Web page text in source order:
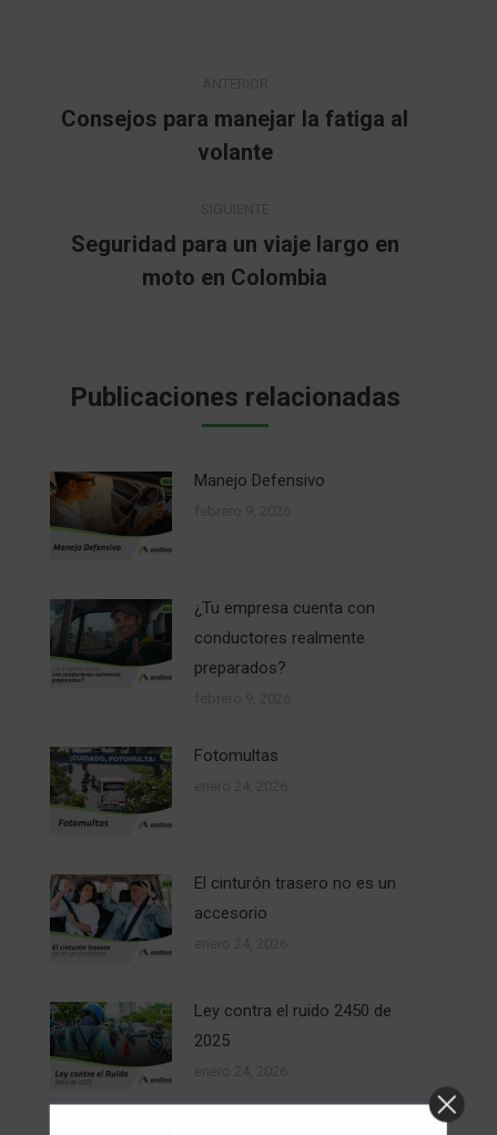
entre
publicaciones
Publicación
anterior:
Consejos para manejar la fatiga al
volante
Publicación
siguiente:
Seguridad para un viaje largo en
moto en Colombia
Publicaciones relacionadas
Manejo Defensivo
¿Tu empresa cuenta con
conductores realmente
preparados?
Fotomultas
El cinturón trasero no es un
accesorio
Ley contra el ruido 2450 de
2025